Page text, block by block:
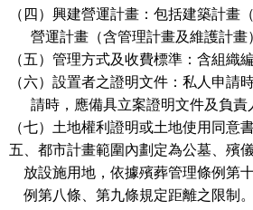
（四）興建營運計畫：包括建築計畫
營運計畫（含管理計畫及維護計畫
（五）管理方式及收費標準：含組織
（六）設置者之證明文件：私人申請
請時，應備具立案證明文件及負責
（七）土地權利證明或土地使用同意
五、都市計畫範圍內劃定為公墓、殯
放設施用地，依據殯葬管理條例第
例第八條、第九條規定距離之限制。